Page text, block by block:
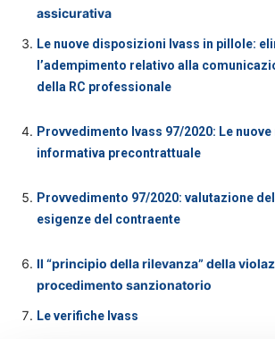
assicurativa
Le nuove disposizioni Ivass in pillole:
l’adempimento relativo alla
della RC professionale
Provvedimento Ivass 97/2020: Le
informativa precontrattuale
Provvedimento 97/2020: valutazione
esigenze del contraente
Il “principio della rilevanza” della
procedimento sanzionatorio
Le verifiche Ivass